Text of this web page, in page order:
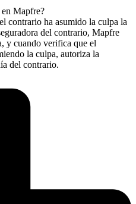
en Mapfre?
contrario ha asumido la culpa la
del contrario, Mapfre
y cuando verifica que el
la culpa, autoriza la
del contrario.